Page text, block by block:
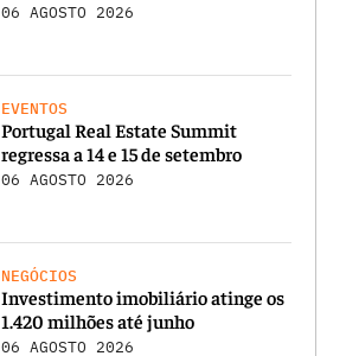
06 AGOSTO 2026
EVENTOS
Portugal Real Estate Summit
regressa a 14 e 15 de setembro
06 AGOSTO 2026
NEGÓCIOS
Investimento imobiliário atinge os
1.420 milhões até junho
06 AGOSTO 2026